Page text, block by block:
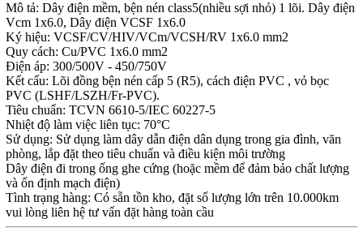
Mô tả: Dây điện mềm, bện nén class5(nhiều sợi nhỏ) 1 lõi. Dây điện
Vcm 1x6.0, Dây điện VCSF 1x6.0
Ký hiệu: VCSF/CV/HIV/VCm/VCSH/RV 1x6.0 mm2
Quy cách: Cu/PVC 1x6.0 mm2
Điện áp: 300/500V - 450/750V
Kết cấu: Lõi đồng bện nén cấp 5 (R5), cách điện PVC , vỏ bọc
PVC (LSHF/LSZH/Fr-PVC).
Tiêu chuẩn: TCVN 6610-5/IEC 60227-5
Nhiệt độ làm việc liên tục: 70°C
Sử dụng: Sử dụng làm dây dẫn điện dân dụng trong gia đình, văn
phòng, lắp đặt theo tiêu chuẩn và điều kiện môi trường
Dây điện đi trong ống ghe cứng (hoặc mềm để đảm bảo chất lượng
và ổn định mạch điện)
Tình trạng hàng: Có sẵn tồn kho, đặt số lượng lớn trên 10.000km
vui lòng liên hệ tư vấn đặt hàng toàn cầu